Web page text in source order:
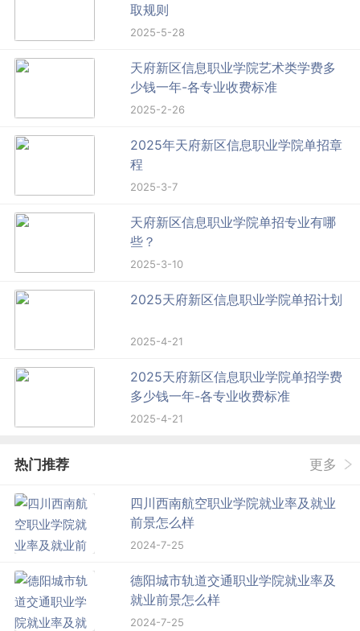
取规则
2025-5-28
天府新区信息职业学院艺术类学费多
少钱一年-各专业收费标准
2025-2-26
2025年天府新区信息职业学院单招章
程
2025-3-7
天府新区信息职业学院单招专业有哪
些？
2025-3-10
2025天府新区信息职业学院单招计划
2025-4-21
2025天府新区信息职业学院单招学费
多少钱一年-各专业收费标准
2025-4-21
热门推荐 更多
四川西南航空职业学院就业率及就业
前景怎么样
2024-7-25
德阳城市轨道交通职业学院就业率及
就业前景怎么样
2024-7-25